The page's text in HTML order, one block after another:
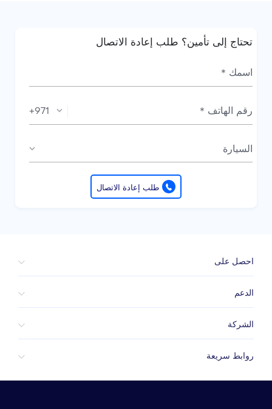
تحتاج إلى تأمين؟ طلب إعادة الاتصال
+971
السيارة
طلب إعادة الاتصال
احصل على
الدعم
الشركة
روابط سريعة